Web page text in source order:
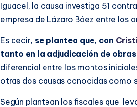
Iguacel, la causa investiga 51
empresa de Lázaro Báez entre los
Es decir, se plantea que, con
tanto en la adjudicación de
diferencial entre los montos
otras dos causas conocidas como
Según plantean los fiscales que